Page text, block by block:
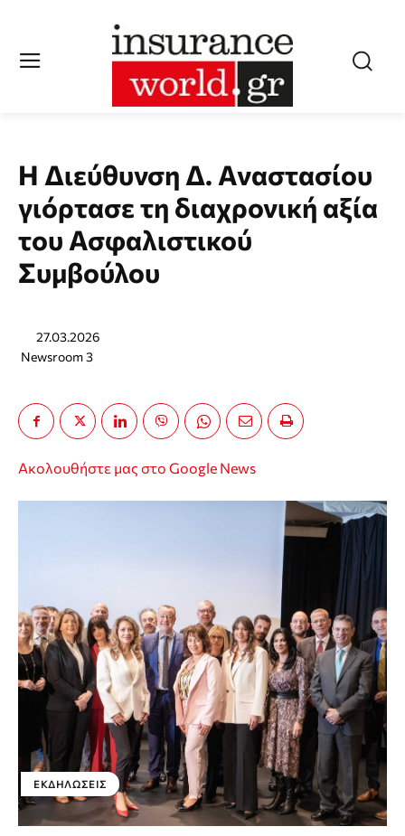
Η Διεύθυνση Δ. Αναστασίου
γιόρτασε τη διαχρονική αξία
του Ασφαλιστικού
Συμβούλου
27.03.2026
Newsroom 3
Ακολουθήστε μας στο Google News
ΕΚΔΗΛΏΣΕΙΣ